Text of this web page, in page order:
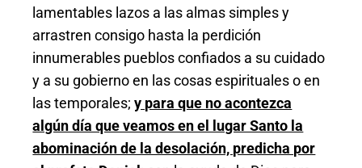
lamentables lazos a las almas simples y
arrastren consigo hasta la perdición
innumerables pueblos confiados a su cuidado
y a su gobierno en las cosas espirituales o en
las temporales;y para que no acontezca
algún día que veamos en el lugar Santo la
abominación de la desolación, predicha por